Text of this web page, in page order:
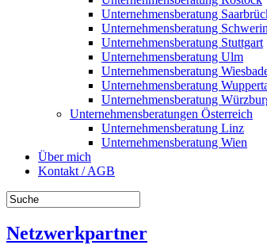
Unternehmensberatung
Unternehmensberatung Schwerin
Unternehmensberatung Stuttgart
Unternehmensberatung Ulm
Unternehmensberatung
Unternehmensberatung
Unternehmensberatung
Unternehmensberatungen Österreich
Unternehmensberatung Linz
Unternehmensberatung Wien
Über mich
Kontakt / AGB
Netzwerkpartner